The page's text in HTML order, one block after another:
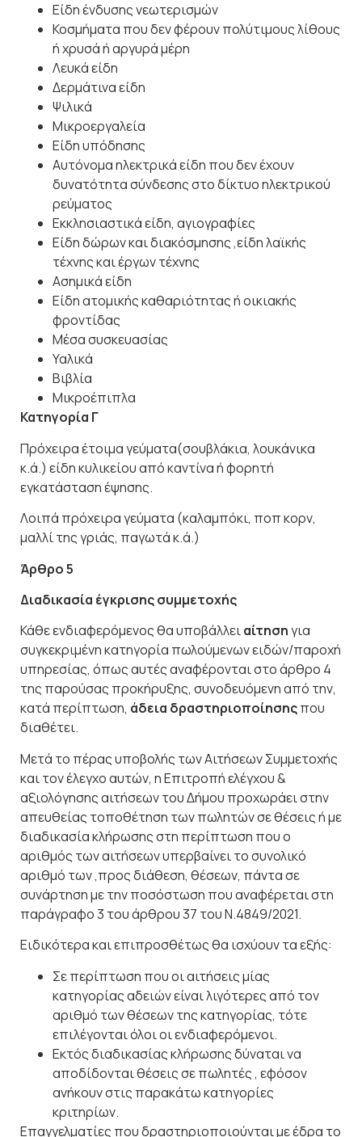
Είδη ένδυσηςνεωτερισμών
Κοσμήματα που δεν φέρουν πολύτιμους λίθους
ή χρυσά ή αργυράμέρη
Λευκάείδη
Δερμάτιναείδη
Ψιλικά
Μικροεργαλεία
Είδηυπόδησης
Αυτόνομα ηλεκτρικά είδη που δεν έχουν
δυνατότητα σύνδεσης στο δίκτυο ηλεκτρικού
ρεύματος
Εκκλησιαστικά είδη, αγιογραφίες
Είδη δώρων και διακόσμησης ,είδη λαϊκής
τέχνης και έργωντέχνης
Ασημικάείδη
Είδη ατομικής καθαριότητας ή οικιακής
φροντίδας
Μέσασυσκευασίας
Υαλικά
Βιβλία
Μικροέπιπλα
Κατηγορία Γ
Πρόχειρα έτοιμα γεύματα(σουβλάκια, λουκάνικα
κ.ά.) είδη κυλικείου από καντίνα ή φορητή
εγκατάσταση έψησης.
Λοιπά πρόχειρα γεύματα (καλαμπόκι, ποπ κορν,
μαλλί της γριάς, παγωτάκ.ά.)
Άρθρο5
Διαδικασία έγκρισηςσυμμετοχής
Κάθε ενδιαφερόμενος θα υποβάλλειαίτησηγια
συγκεκριμένη κατηγορία πωλούμενων ειδών/παροχή
υπηρεσίας, όπως αυτές αναφέρονται στο άρθρο 4
της παρούσας προκήρυξης, συνοδευόμενη από την,
κατά περίπτωση, άδεια δραστηριοποίησηςπου
διαθέτει.
Μετά το πέρας υποβολής των Αιτήσεων Συμμετοχής
και τον έλεγχο αυτών, η Επιτροπή ελέγχου &
αξιολόγησης αιτήσεων του Δήμου προχωράει στην
απευθείας τοποθέτηση των πωλητών σε θέσεις ή με
διαδικασία κλήρωσης στη περίπτωση που ο
αριθμός των αιτήσεων υπερβαίνει το συνολικό
αριθμό των ,προς διάθεση, θέσεων, πάντα σε
συνάρτηση με την ποσόστωση που αναφέρεται στη
παράγραφο 3 του άρθρου 37 του Ν.4849/2021.
Ειδικότερα και επιπροσθέτως θα ισχύουν ταεξής:
Σε περίπτωση που οι αιτήσεις μίας
κατηγορίας αδειών είναι λιγότερες από τον
αριθμό των θέσεων της κατηγορίας, τότε
επιλέγονται όλοι οι ενδιαφερόμενοι.
Εκτός διαδικασίας κλήρωσης δύναται να
αποδίδονται θέσεις σε πωλητές , εφόσον
ανήκουν στις παρακάτω κατηγορίες
κριτηρίων.
Επαγγελματίες που δραστηριοποιούνται με έδρα το